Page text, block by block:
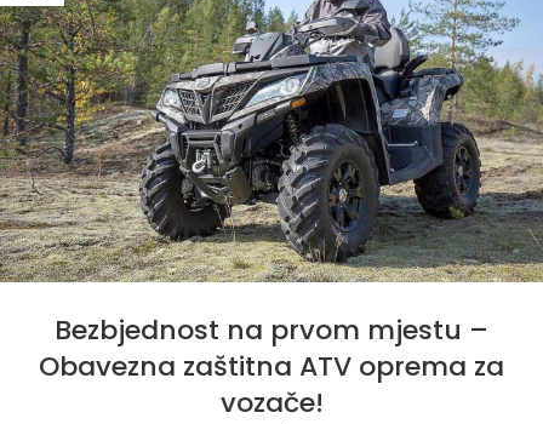
Bezbjednost na prvom mjestu –
Obavezna zaštitna ATV oprema za
vozače!